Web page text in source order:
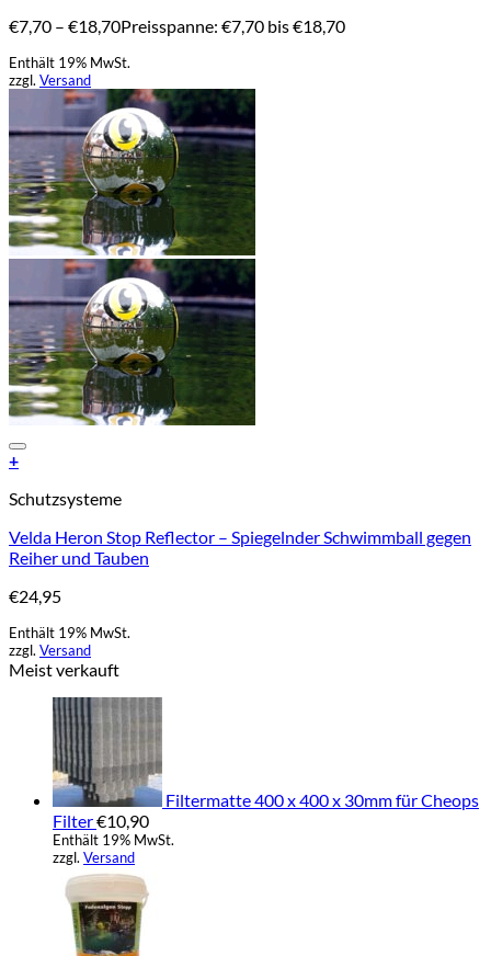
€7,70 – €18,70Preisspanne: €7,70 bis €18,70
Enthält 19% MwSt.
zzgl. Versand
+
Schutzsysteme
Velda Heron Stop Reflector – Spiegelnder Schwimmball gegen
Reiher und Tauben
€24,95
Enthält 19% MwSt.
zzgl. Versand
Meist verkauft
Filtermatte 400 x 400 x 30mm für Cheops
Filter€10,90
Enthält 19% MwSt.
zzgl. Versand